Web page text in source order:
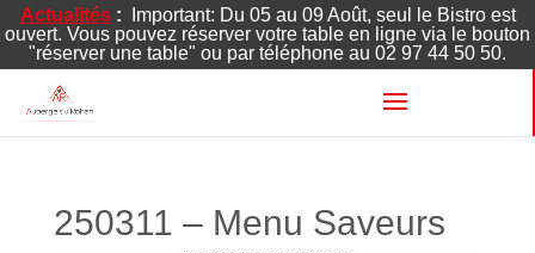
Actualités: Important: Du 05 au 09 Août, seul le Bistro est
ouvert. Vous pouvez réserver votre table en ligne via le bouton
"réserver une table" ou par téléphone au 02 97 44 50 50.
250311 – Menu Saveurs